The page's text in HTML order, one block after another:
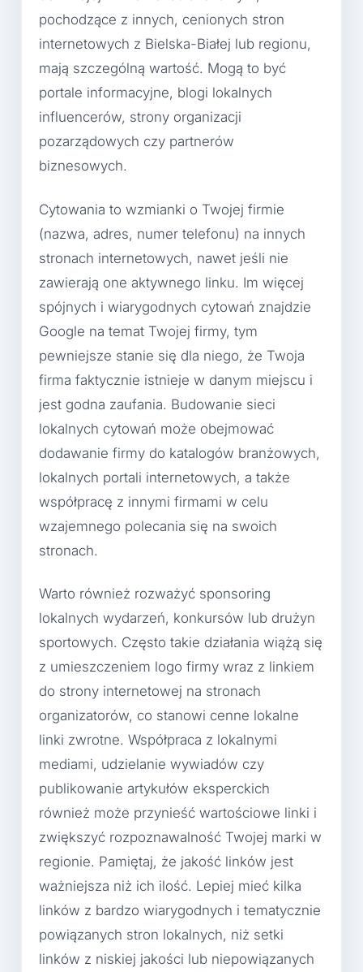
pochodzące z innych, cenionych stron
internetowych z Bielska-Białej lub regionu,
mają szczególną wartość. Mogą to być
portale informacyjne, blogi lokalnych
influencerów, strony organizacji
pozarządowych czy partnerów
biznesowych.
Cytowania to wzmianki o Twojej firmie
(nazwa, adres, numer telefonu) na innych
stronach internetowych, nawet jeśli nie
zawierają one aktywnego linku. Im więcej
spójnych i wiarygodnych cytowań znajdzie
Google na temat Twojej firmy, tym
pewniejsze stanie się dla niego, że Twoja
firma faktycznie istnieje w danym miejscu i
jest godna zaufania. Budowanie sieci
lokalnych cytowań może obejmować
dodawanie firmy do katalogów branżowych,
lokalnych portali internetowych, a także
współpracę z innymi firmami w celu
wzajemnego polecania się na swoich
stronach.
Warto również rozważyć sponsoring
lokalnych wydarzeń, konkursów lub drużyn
sportowych. Często takie działania wiążą się
z umieszczeniem logo firmy wraz z linkiem
do strony internetowej na stronach
organizatorów, co stanowi cenne lokalne
linki zwrotne. Współpraca z lokalnymi
mediami, udzielanie wywiadów czy
publikowanie artykułów eksperckich
również może przynieść wartościowe linki i
zwiększyć rozpoznawalność Twojej marki w
regionie. Pamiętaj, że jakość linków jest
ważniejsza niż ich ilość. Lepiej mieć kilka
linków z bardzo wiarygodnych i tematycznie
powiązanych stron lokalnych, niż setki
linków z niskiej jakości lub niepowiązanych